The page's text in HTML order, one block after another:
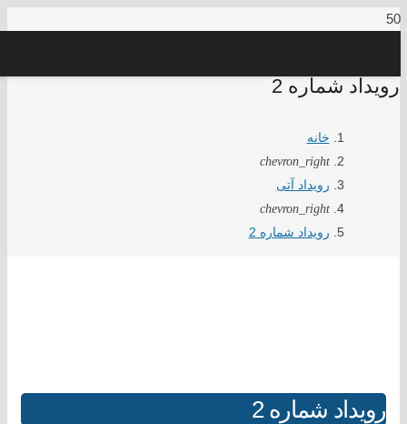
رویداد شماره 2
خانه
chevron_right
رویداد آتی
chevron_right
رویداد شماره 2
رویداد شماره 2